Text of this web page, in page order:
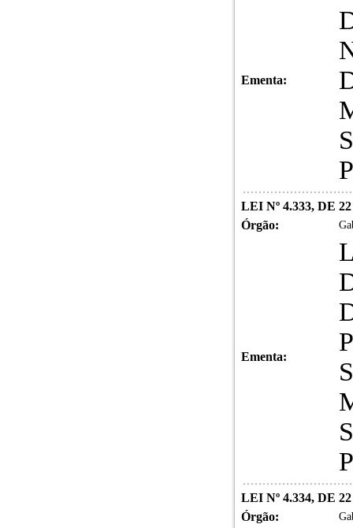
Ementa:
LEI Nº 4.333, DE
Órgão:
Ementa:
LEI Nº 4.334, DE
Órgão: